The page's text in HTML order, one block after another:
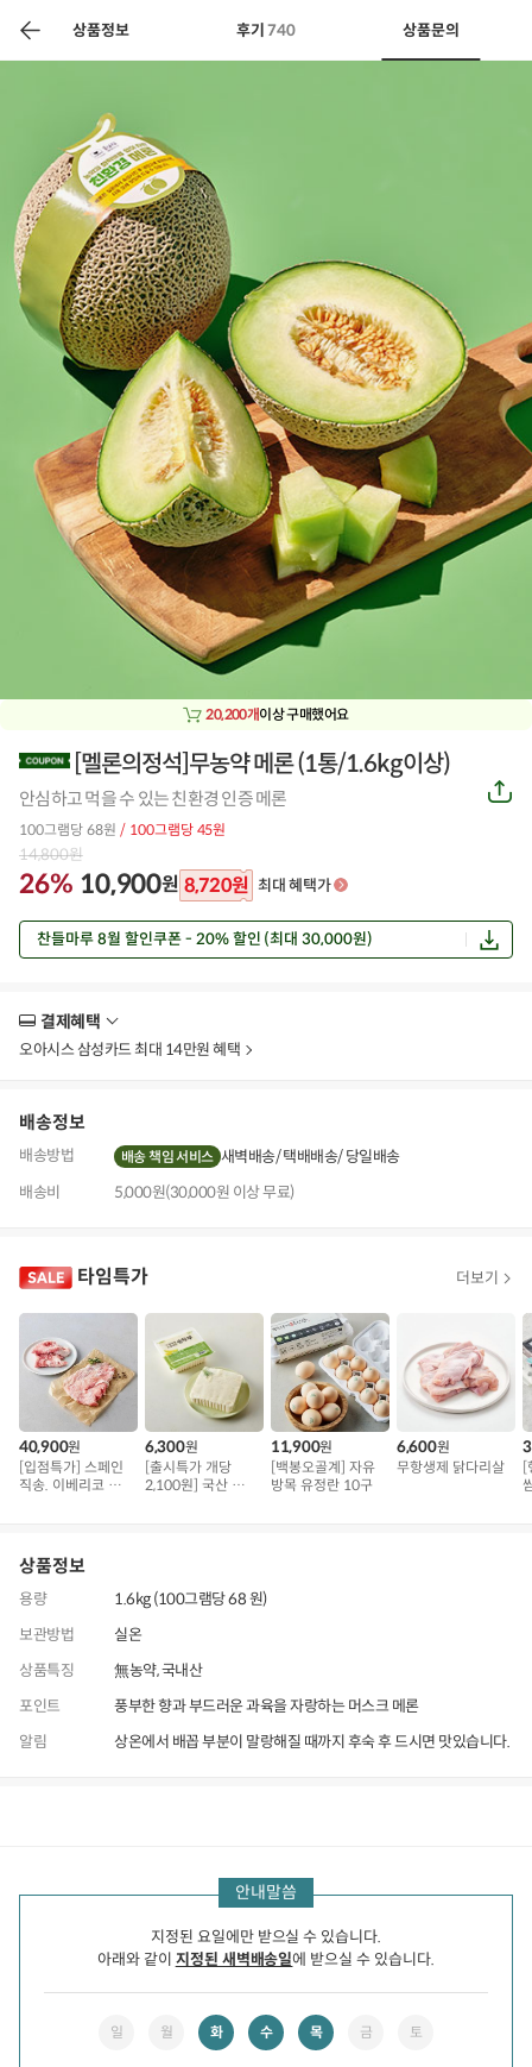
상품정보 후기 740 상품문의
공인 농축산물할인 찬들마루 주문/배송 고객센터
20,200개이상 구매했어요
[멜론의정석]무농약 메론 (1통/1.6kg이상)
안심하고 먹을 수 있는 친환경 인증 메론
100그램당 68원 / 100그램당 45원
14,800원
26% 10,900원 8,720원 최대 혜택가
찬들마루 8월 할인쿠폰 - 20% 할인 (최대 30,000원)
공
유
결제혜택
보
오아시스 삼성카드 최대 14만원 혜택
배송정보
배송방법 배송 책임 서비스 새벽배송 택배배송 당일배송
배송비
5,000원(30,000원 이상 무료)
타임특가 더보기
40,900원
[입점특가] 스페인
직송. 이베리코 삼
6,300원
[출시특가 개당
2,100원] 국산 무농
11,900원
[백봉오골계] 자유
방목 유정란 10구
6,600원
무항생제 닭다리살
[
상품정보
용량
1.6kg (100그램당 68 원)
보관방법
실온
상품특징
無농약, 국내산
포인트
풍부한 향과 부드러운 과육을 자랑하는 머스크 메론
알림
상온에서 배꼽 부분이 말랑해질 때까지 후숙 후 드시면 맛있습니다.
품 안내말씀
지정된 요일에만 받으실 수 있습니다.
아래와 같이 지정된 새벽배송일에 받으실 수 있습니다.
일 월 화 수 목 금 토